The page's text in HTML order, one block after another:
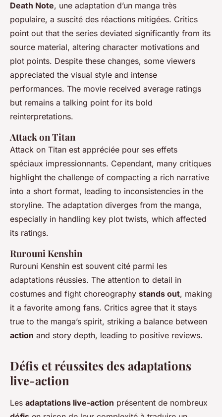
Death Note, une adaptation d’un manga très
populaire, a suscité des réactions mitigées. Critics
point out that the series deviated significantly from its
source material, altering character motivations and
plot points. Despite these changes, some viewers
appreciated the visual style and intense
performances. The movie received average ratings
but remains a talking point for its bold
reinterpretations.
Attack on Titan
Attack on Titan est appréciée pour ses effets
spéciaux impressionnants. Cependant, many critiques
highlight the challenge of compacting a rich narrative
into a short format, leading to inconsistencies in the
storyline. The adaptation diverges from the manga,
especially in handling key plot twists, which affected
its ratings.
Rurouni Kenshin
Rurouni Kenshin est souvent cité parmi les
adaptations réussies. The attention to detail in
costumes and fight choreography stands out, making
it a favorite among fans. Critics agree that it stays
true to the manga’s spirit, striking a balance between
action and story depth, leading to positive reviews.
Défis et réussites des adaptations
live-action
Les adaptations live-action présentent de nombreux